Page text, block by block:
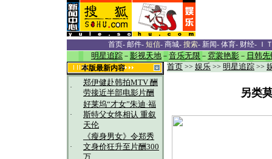
首页- 邮件- 短信- 商城- 搜索- 新闻- 体育- 财经- Ｉ
明星追踪 － 影视天地 － 音乐无限 － 霓裳艳影 － 日韩先
本版最新内容
·
郑伊健赴韩拍MTV 酬
劳接近半部电影片酬
·
好莱坞“才女”朱迪·福
斯特父女终相认 重叙
天伦
·
《瘦身男女》令郑秀
文身价狂升至片酬300
万
首页 >> 娱乐 >> 明星追踪 >>
另类